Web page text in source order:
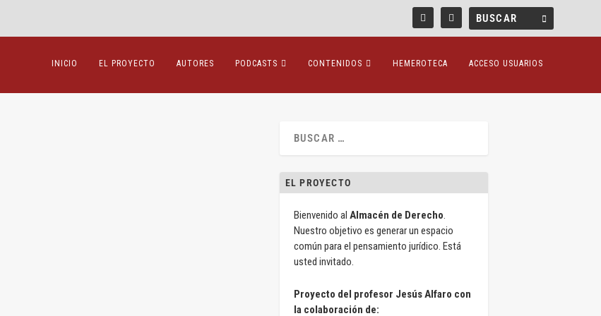
INICIO EL PROYECTO AUTORES PODCASTS CONTENIDOS HEMEROTECA ACCESO USUARIOS
EL PROYECTO
Bienvenido al Almacén de Derecho.
Nuestro objetivo es generar un espacio
común para el pensamiento jurídico. Está
usted invitado.
Proyecto del profesor Jesús Alfaro con
la colaboración de: